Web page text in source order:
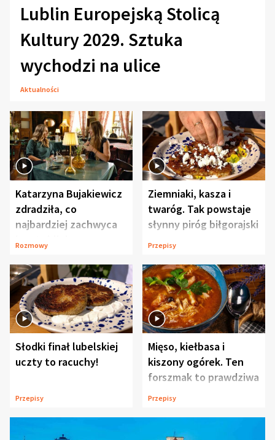
Lublin Europejską Stolicą
Kultury 2029. Sztuka
wychodzi na ulice
Aktualności
Katarzyna Bujakiewicz
zdradziła, co
najbardziej zachwyca
ją w Lublinie
Rozmowy
Ziemniaki, kasza i
twaróg. Tak powstaje
słynny piróg biłgorajski
Przepisy
Słodki finał lubelskiej
uczty to racuchy!
Przepisy
Mięso, kiełbasa i
kiszony ogórek. Ten
forszmak to prawdziwa
uczta
Przepisy